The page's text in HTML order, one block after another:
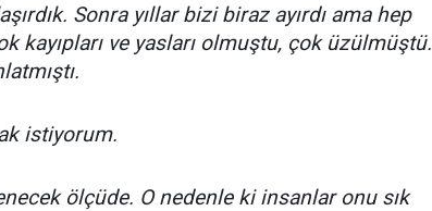
Sonra yıllar bizi biraz ayırdı ama hep
kayıpları ve yasları olmuştu, çok üzülmüştü.
istiyorum.
ölçüde. O nedenle ki insanlar onu sık